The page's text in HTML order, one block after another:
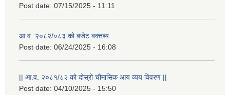
Post date: 07/15/2025 - 11:11
आ.व. २०८२/०८३ को बजेट बक्तब्य
Post date: 06/24/2025 - 16:08
|| आ.व. २०८१/८२ को दोस्रो चौमासिक आय व्यय विवरण ||
Post date: 04/10/2025 - 15:50